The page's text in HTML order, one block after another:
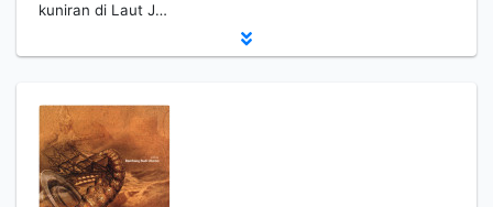
kuniran di Laut J…